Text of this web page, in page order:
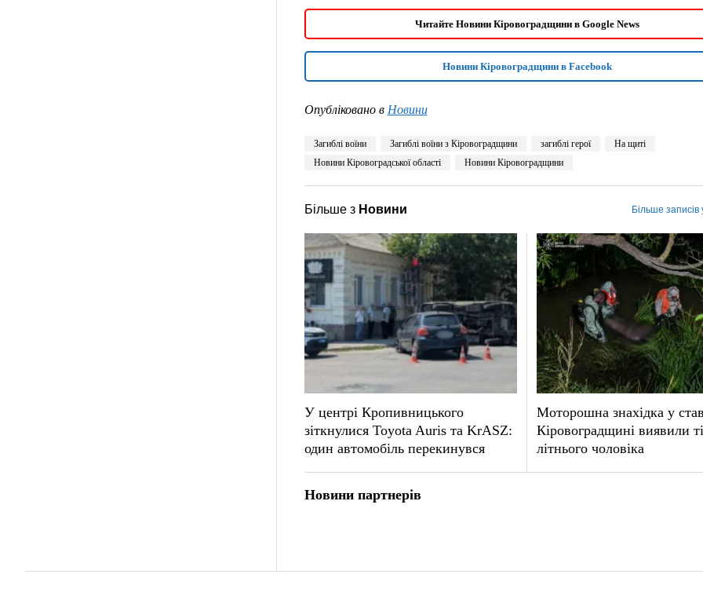
Читайте Новини Кіровоградщини в Google News
Новини Кіровоградщини в Facebook
Опубліковано в Новини
Загиблі воїни Загиблі воїни з Кіровоградщини загиблі герої
На щиті
Новини Кіровоградської області
Новини Кіровоградщини
Більше з Новини Більше
У центрі Кропивницького
зіткнулися Toyota Auris та KrASZ:
один автомобіль перекинувся
Моторошна знахідка у
Кіровоградщині виявили
літнього чоловіка
Новини партнерів